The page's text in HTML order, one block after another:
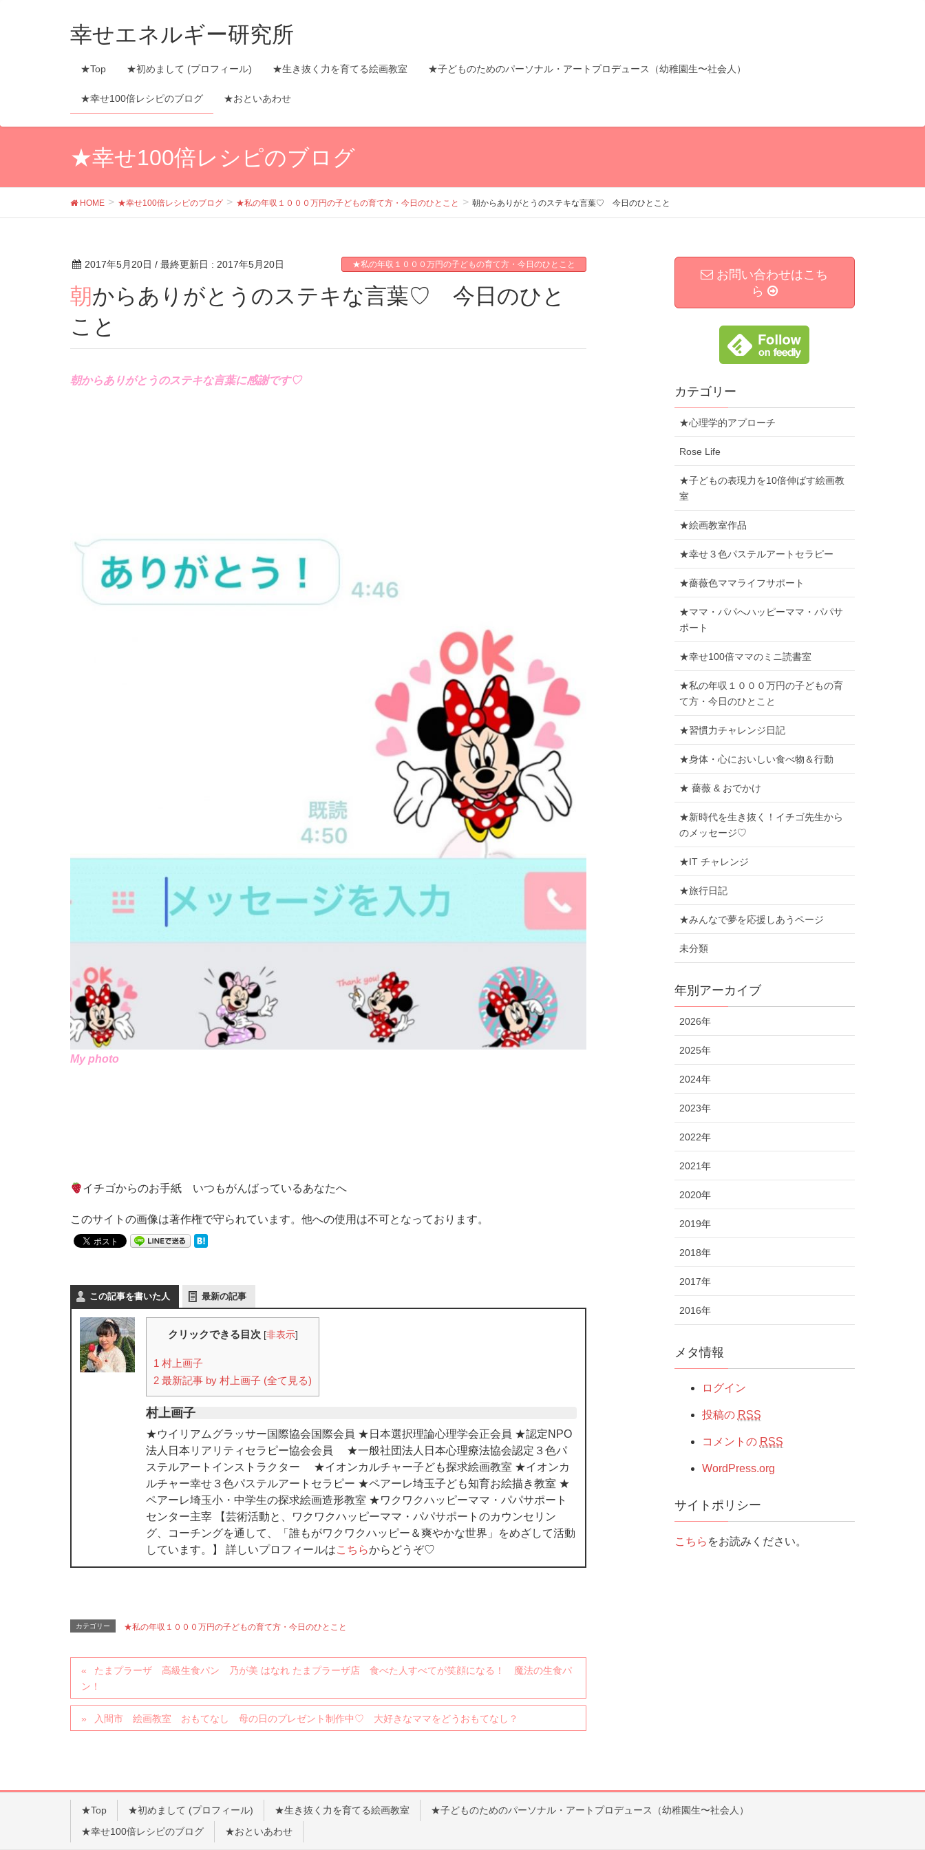
幸せエネルギー研究所
★Top ★初めまして (プロフィール) ★生き抜く力を育てる絵画教室 ★子どものためのパーソナル・アートプロデュース（幼稚園生〜社会人）
★幸せ100倍レシピのブログ ★おといあわせ
★幸せ100倍レシピのブログ
HOME ★幸せ100倍レシピのブログ ★私の年収１０００万円の子どもの育て方・今日のひとこと 朝からありがとうのステキな言葉♡ 今日のひとこと
2017年5月20日 / 最終更新日 : 2017年5月20日 ★私の年収１０００万円の子どもの育て方・今日のひとこと
朝からありがとうのステキな言葉♡ 今日のひと
こと
朝からありがとうのステキな言葉に感謝です♡
My photo
イチゴからのお手紙 いつもがんばっているあなたへ
このサイトの画像は著作権で守られています。他への使用は不可となっております。
この記事を書いた人 最新の記事
クリックできる目次 [非表示]
1 村上画子
2 最新記事 by 村上画子 (全て見る)
村上画子
★ウイリアムグラッサー国際協会国際会員 ★日本選択理論心理学会正会員 ★認定NPO
法人日本リアリティセラピー協会会員 ★一般社団法人日本心理療法協会認定３色パ
ステルアートインストラクター ★イオンカルチャー子ども探求絵画教室 ★イオンカ
ルチャー幸せ３色パステルアートセラピー ★ペアーレ埼玉子ども知育お絵描き教室 ★
ペアーレ埼玉小・中学生の探求絵画造形教室 ★ワクワクハッピーママ・パパサポート
センター主宰 【芸術活動と、ワクワクハッピーママ・パパサポートのカウンセリン
グ、コーチングを通して、「誰もがワクワクハッピー＆爽やかな世界」をめざして活動
しています。】 詳しいプロフィールはこちらからどうぞ♡
カテゴリー ★私の年収１０００万円の子どもの育て方・今日のひとこと
たまプラーザ 高級生食パン 乃が美 はなれ たまプラーザ店 食べた人すべてが笑顔になる！ 魔法の生食パ
ン！
入間市 絵画教室 おもてなし 母の日のプレゼント制作中♡ 大好きなママをどうおもてなし？
お問い合わせはこち
ら
カテゴリー
★心理学的アプローチ
Rose Life
★子どもの表現力を10倍伸ばす絵画教
室
★絵画教室作品
★幸せ３色パステルアートセラピー
★薔薇色ママライフサポート
★ママ・パパへハッピーママ・パパサ
ポート
★幸せ100倍ママのミニ読書室
★私の年収１０００万円の子どもの育
て方・今日のひとこと
★習慣力チャレンジ日記
★身体・心においしい食べ物＆行動
★ 薔薇 & おでかけ
★新時代を生き抜く！イチゴ先生から
のメッセージ♡
★IT チャレンジ
★旅行日記
★みんなで夢を応援しあうページ
未分類
年別アーカイブ
2026年
2025年
2024年
2023年
2022年
2021年
2020年
2019年
2018年
2017年
2016年
メタ情報
ログイン
投稿の RSS
コメントの RSS
WordPress.org
サイトポリシー
こちら をお読みください。
★Top ★初めまして (プロフィール) ★生き抜く力を育てる絵画教室
★子どものためのパーソナル・アートプロデュース（幼稚園生〜社会人）
★幸せ100倍レシピのブログ
★おといあわせ